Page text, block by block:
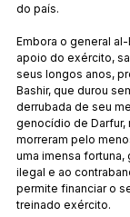
do país.
Embora o general
apoio do exército,
seus longos anos,
Bashir, que durou
derrubada de seu
genocídio de Darfur,
morreram pelo
uma imensa fortuna,
ilegal e ao
permite financiar o
treinado exército.